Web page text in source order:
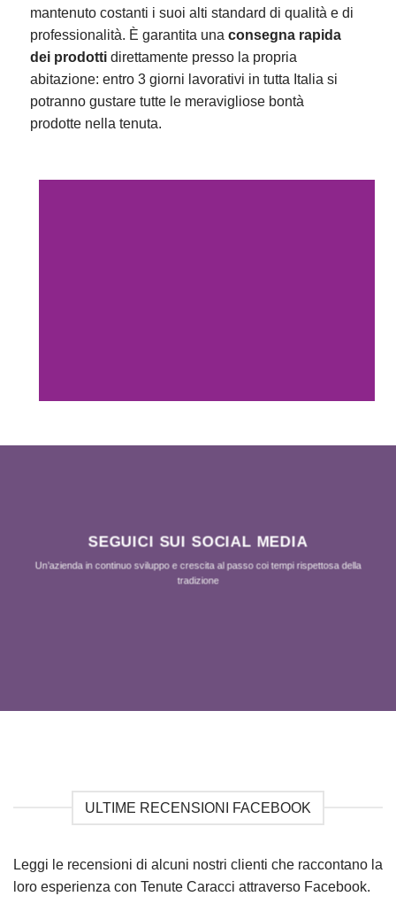
mantenuto costanti i suoi alti standard di qualità e di
professionalità. È garantita una consegna rapida
dei prodottidirettamente presso la propria
abitazione: entro 3 giorni lavorativi in tutta Italia si
potranno gustare tutte le meravigliose bontà
prodotte nella tenuta.
SEGUICI SUI SOCIAL MEDIA
Un’azienda in continuo sviluppo e crescita al passo coi tempi rispettosa della
tradizione
ULTIME RECENSIONI FACEBOOK
Leggi le recensioni di alcuni nostri clienti che raccontano la
loro esperienza con Tenute Caracci attraverso Facebook.